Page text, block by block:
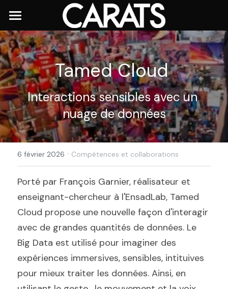
Accueil
Réalisations
Réseau Carats
Innover Ensemble
Actualités
Nous contacter
Tamed Cloud
Interactions sensibles avec un
nuage de données
6 février 2026 · Compétences et collaborations
Porté par François Garnier, réalisateur et
enseignant-chercheur à l'EnsadLab, Tamed
Cloud propose une nouvelle façon d'interagir
avec de grandes quantités de données. Le
Big Data est utilisé pour imaginer des
expériences immersives, sensibles, intituives
pour mieux traiter les données. Ainsi, en